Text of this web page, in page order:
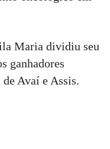
Maria dividiu seu
ganhadores
Avaí e Assis.